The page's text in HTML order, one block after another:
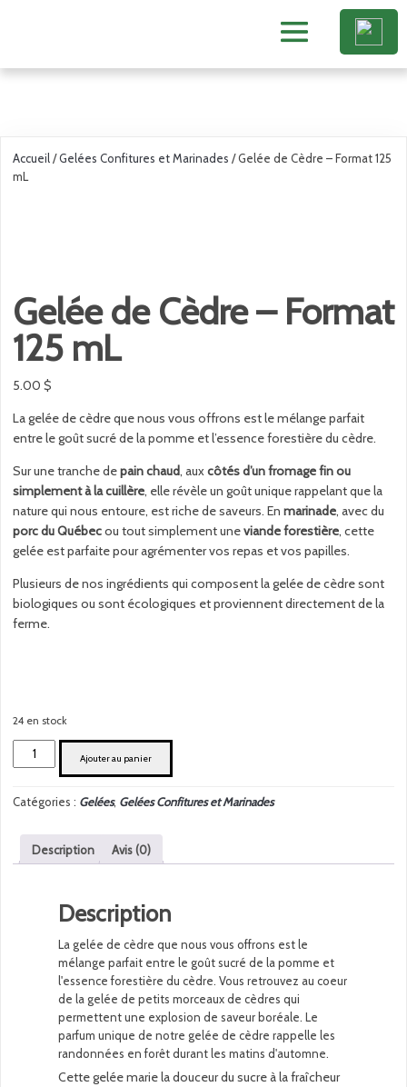
Accueil/Gelées Confitures et Marinades / Gelée de Cèdre – Format 125
mL
Gelée de Cèdre – Format
125 mL
5.00 $
La gelée de cèdre que nous vous offrons est le mélange parfait
entre le goût sucré de la pomme et l’essence forestière du cèdre.
Sur une tranche depain chaud, auxcôtés d’un fromage fin ou
simplement à la cuillère, elle révèle un goût unique rappelant que la
nature qui nous entoure, est riche de saveurs. En marinade, avec du
porc du Québecou tout simplement uneviande forestière, cette
gelée est parfaite pour agrémenter vos repas et vos papilles.
Plusieurs de nos ingrédients qui composent la gelée de cèdre sont
biologiques ou sont écologiques et proviennent directement de la
ferme.
24 en stock
quantité
de
de
Format
Ajouter au panier
Catégories : Gelées, Gelées Confitures et Marinades
Description Avis (0)
Description
La gelée de cèdre que nous vous offrons est le
mélange parfait entre le goût sucré de la pomme et
l'essence forestière du cèdre. Vous retrouvez au coeur
de la gelée de petits morceaux de cèdres qui
permettent une explosion de saveur boréale. Le
parfum unique de notre gelée de cèdre rappelle les
randonnées en forêt durant les matins d'automne.
Cette gelée marie la douceur du sucre à la fraîcheur